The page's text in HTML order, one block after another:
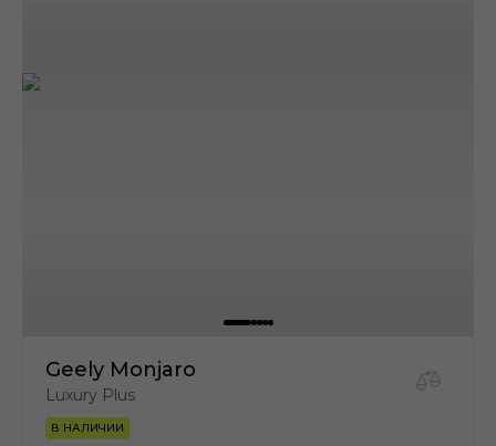
Geely Monjaro
Luxury Plus
В НАЛИЧИИ